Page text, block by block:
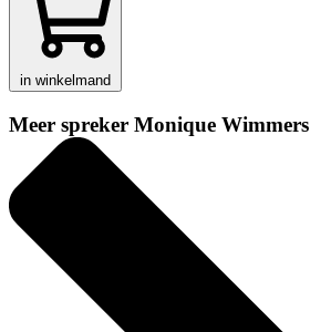
in winkelmand
Meer spreker Monique Wimmers